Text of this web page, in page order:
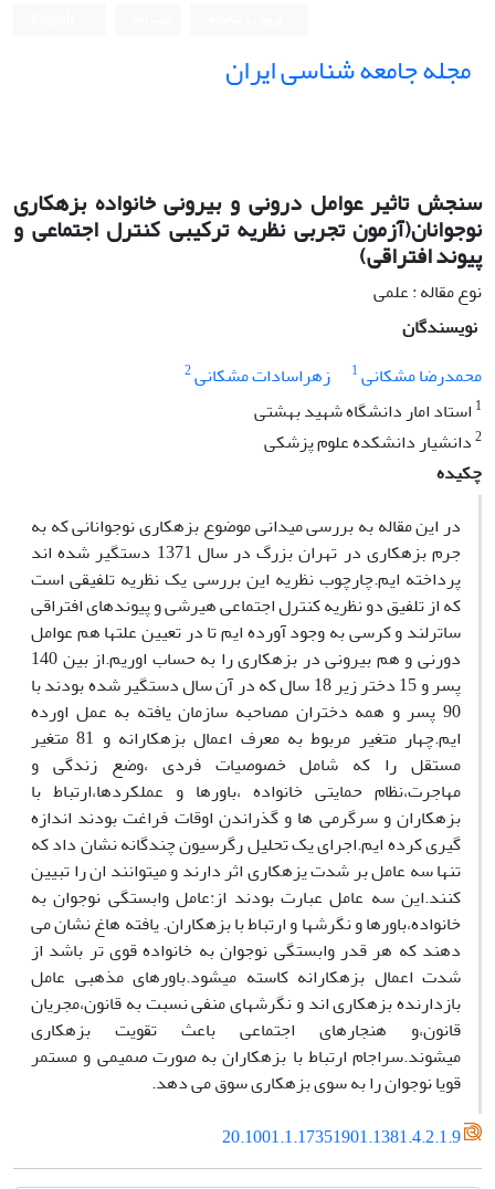
مجله جامعه شناسی ایران
سنجش تاثیر عوامل درونی و بیرونی خانواده بزهکاری
نوجوانان(آزمون تجربی نظریه ترکیبی کنترل اجتماعی و
پیوند افتراقی)
نوع مقاله : علمی
نویسندگان
محمدرضا مشکانی1 زهراسادات مشکانی2
1 استاد امار دانشگاه شهید بهشتی
2دانشیار دانشکده علوم پزشکی
چکیده
در این مقاله به بررسی میدانی موضوع بزهکاری نوجوانانی که به
جرم بزهکاری در تهران بزرگ در سال 1371 دستگیر شده اند
پرداخته ایم.چارچوب نظریه این بررسی یک نظریه تلفیقی است
که از تلفیق دو نظریه کنترل اجتماعی هیرشی و پیوندهای افتراقی
ساترلند و کرسی به وجود آورده ایم تا در تعیین علتها هم عوامل
دورنی و هم بیرونی در بزهکاری را به حساب اوریم.از بین 140
پسر و 15 دختر زیر 18 سال که در آن سال دستگیر شده بودند با
90 پسر و همه دختران مصاحبه سازمان یافته به عمل اورده
ایم.چهار متغیر مربوط به معرف اعمال بزهکارانه و 81 متغیر
مستقل را که شامل خصوصیات فردی ،وضع زندگی و
مهاجرت،نظام حمایتی خانواده ،باورها و عملکردها،ارتباط با
بزهکاران و سرگرمی ها و گذراندن اوقات فراغت بودند اندازه
گیری کرده ایم.اجرای یک تحلیل رگرسیون چندگانه نشان داد که
تنها سه عامل بر شدت یزهکاری اثر دارند و میتوانند ان را تبیین
کنند.این سه عامل عبارت بودند از:عامل وابستگی نوجوان به
خانواده،باورها و نگرشها و ارتباط با بزهکاران. یافته هاغ نشان می
دهند که هر قدر وابستگی نوجوان به خانواده قوی تر باشد از
شدت اعمال بزهکارانه کاسته میشود.باورهای مذهبی عامل
بازدارنده بزهکاری اند و نگرشهای منفی نسبت به قانون،مجریان
قانون،و هنجارهای اجتماعی باعث تقویت بزهکاری
میشوند.سراجام ارتباط با بزهکاران به صورت صمیمی و مستمر
قویا نوجوان را به سوی بزهکاری سوق می دهد.
20.1001.1.17351901.1381.4.2.1.9